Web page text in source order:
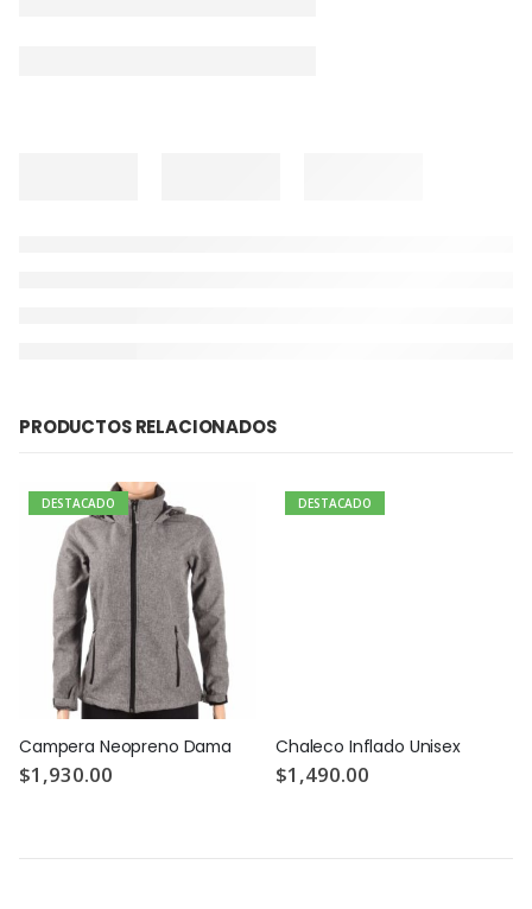
PRODUCTOS RELACIONADOS
DESTACADO
Campera Neopreno Dama
$1,930.00
DESTACADO
Chaleco Inflado Unisex
$1,490.00